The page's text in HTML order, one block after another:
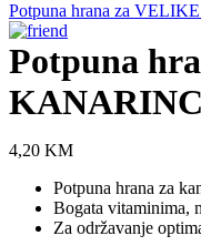
Potpuna hrana za
Potpuna
4,20 KM
Potpuna hrana za
Bogata vitaminima,
Za održavanje